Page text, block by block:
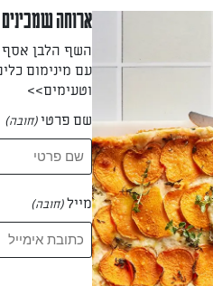
פלפל אדום והפטרוזיליה.
את השמן זית והלימון.כמחצית
המנגו.
ארוחה
השף הלבן אסף
עם מינימום
וטעימים>>
שם פרטי(חובה)
מייל(חובה)